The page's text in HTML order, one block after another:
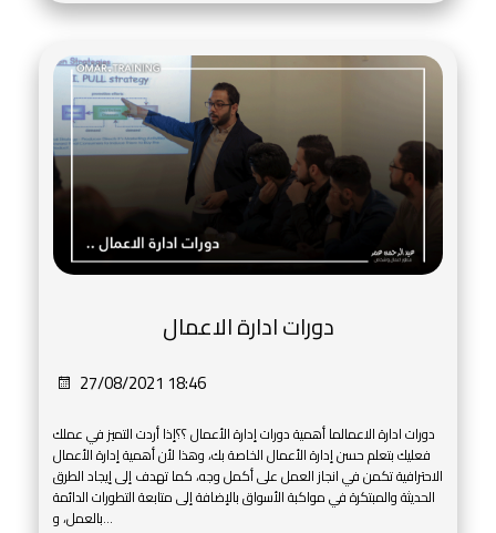
دورات ادارة الاعمال
27/08/2021 18:46
دورات ادارة الاعمالما أهمية دورات إدارة الأعمال ؟؟إذا أردت التميز في عملك
فعليك بتعلم حسن إدارة الأعمال الخاصة بك، وهذا لأن أهمية إدارة الأعمال
الاحترافية تكمن في انجاز العمل على أكمل وجه، كما تهدف إلى إيجاد الطرق
الحديثة والمبتكرة في مواكبة الأسواق بالإضافة إلى متابعة التطورات الدائمة
بالعمل، و...